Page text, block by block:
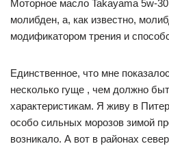
Моторное масло Takayama 5w-
молибден, а, как известно,
модификатором трения и
Единственное, что мне
несколько гуще , чем должно
характеристикам. Я живу в
особо сильных морозов зимой
возникало. А вот в районах